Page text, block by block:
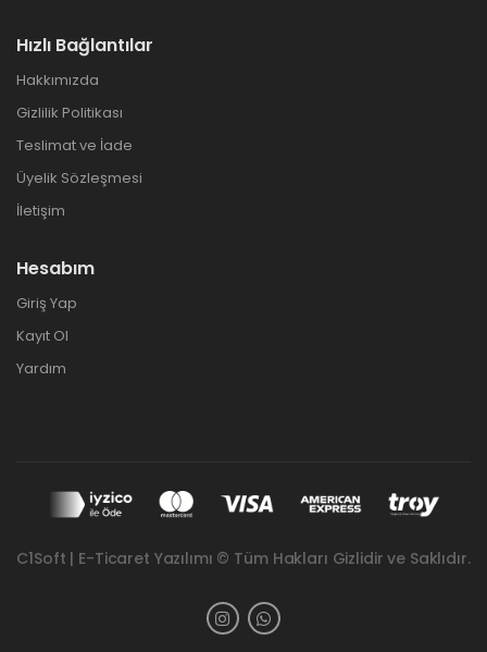
Hızlı Bağlantılar
Hakkımızda
Gizlilik Politikası
Teslimat ve İade
Üyelik Sözleşmesi
İletişim
Hesabım
Giriş Yap
Kayıt Ol
Yardım
C1Soft | E-Ticaret Yazılımı © Tüm Hakları Gizlidir ve Saklıdır.